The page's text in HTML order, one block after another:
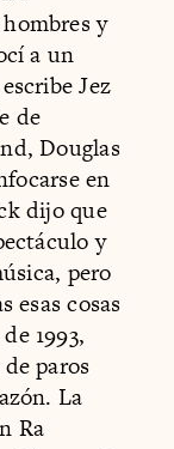
y
a un
Jez
de
Douglas
en
dijo que
y
pero
esas cosas
1993,
paros
La
Ra